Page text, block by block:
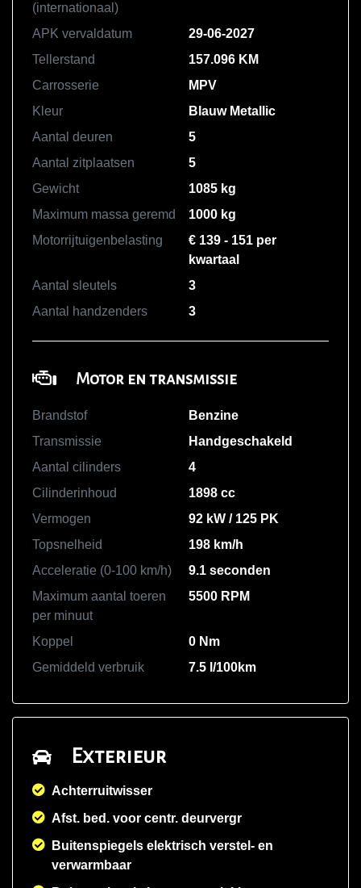
(internationaal)
APK vervaldatum
29-06-2027
Tellerstand
157.096 KM
Carrosserie
MPV
Kleur
Blauw Metallic
Aantal deuren
5
Aantal zitplaatsen
5
Gewicht
1085 kg
Maximum massa geremd
1000 kg
Motorrijtuigenbelasting
€ 139 - 151 per
kwartaal
Aantal sleutels
3
Aantal handzenders
3
Motor en transmissie
Brandstof
Benzine
Transmissie
Handgeschakeld
Aantal cilinders
4
Cilinderinhoud
1898 cc
Vermogen
92 kW / 125 PK
Topsnelheid
198 km/h
Acceleratie (0-100 km/h)
9.1 seconden
Maximum aantal toeren
per minuut
5500 RPM
Koppel
0 Nm
Gemiddeld verbruik
7.5 l/100km
Exterieur
Achterruitwisser
Afst. bed. voor centr. deurvergr
Buitenspiegels elektrisch verstel- en
verwarmbaar